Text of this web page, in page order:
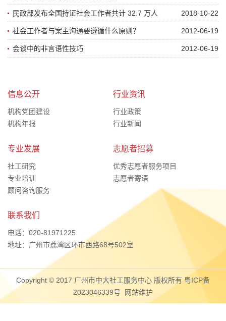
2018-10-22
民政部发布全国持证社会工作者共计 32.7 万人
2012-06-19
社会工作者与案主沟通要遵循什么原则？
2012-06-19
会谈中的非言语性技巧
信息公开
机构党团建设
机构年报
行业资讯
行业政策
行业新闻
专业发展
社工研究
专业培训
顾问咨询服务
志愿者招募
优秀志愿者服务项目
志愿者寄语
联系我们
电话：020-81971225
地址：广州市荔湾区环市西路68号502室
Copyright © 2017 广州市中大社工服务中心 版权所有粤ICP备
2023046339号
网站维护